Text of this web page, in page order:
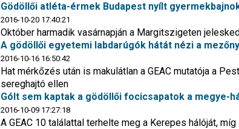
Gödöllői atléta-érmek Budapest nyílt
2016-10-20 17:40:21
Október harmadik vasárnapján a Margitszigeten
A gödöllői egyetemi labdarúgók hátát nézi a mezőny
2016-10-16 16:50:42
Hat mérkőzés után is makulátlan a GEAC mutatója a
sereghajtó ellen
Gólt sem kaptak a gödöllői focicsapatok a megye-
2016-10-09 17:27:18
A GEAC 10 találattal terhelte meg a Kerepes hálóját,